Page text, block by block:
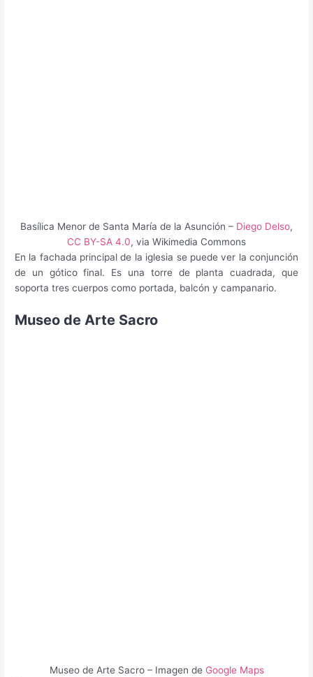
Basílica Menor de Santa María de la Asunción – Diego Delso,
CC BY-SA 4.0, via Wikimedia Commons
En la fachada principal de la iglesia se puede ver la conjunción
de un gótico final. Es una torre de planta cuadrada, que
soporta tres cuerpos como portada, balcón y campanario.
Museo de Arte Sacro
Museo de Arte Sacro – Imagen de Google Maps